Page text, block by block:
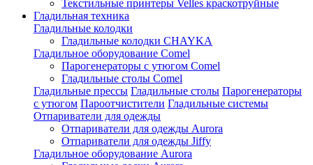
Текстильные принтеры Velles краскотруйные
Гладильная техника
Гладильные колодки
Гладильные колодки CHAYKA
Гладильное оборудование Comel
Парогенераторы с утюгом Comel
Гладильные столы Comel
Гладильные прессы Гладильные столы Парогенераторы
с утюгом Пароотчистители Гладильные системы
Отпариватели для одежды
Отпариватели для одежды Aurora
Отпариватели для одежды Jiffy
Гладильное оборудование Aurora